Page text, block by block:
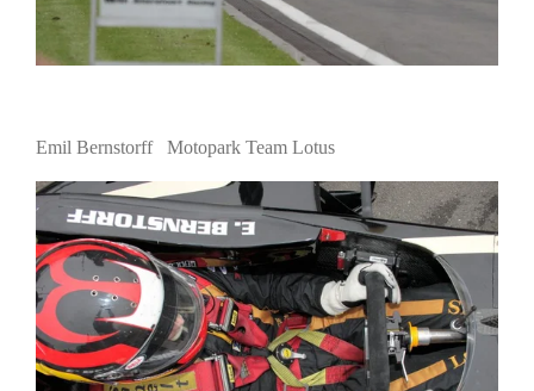
Emil Bernstorff Motopark Team Lotus